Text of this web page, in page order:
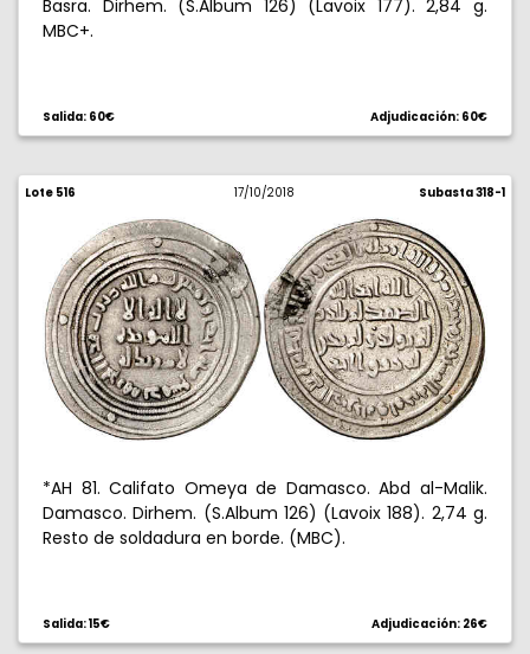
Basra. Dirhem. (S.Album 126) (Lavoix 177). 2,84 g.
MBC+.
Salida: 60€ Adjudicación: 60€
Lote 516 17/10/2018 Subasta 318-1
*AH 81. Califato Omeya de Damasco. Abd al-Malik.
Damasco. Dirhem. (S.Album 126) (Lavoix 188). 2,74 g.
Resto de soldadura en borde. (MBC).
Salida: 15€ Adjudicación: 26€